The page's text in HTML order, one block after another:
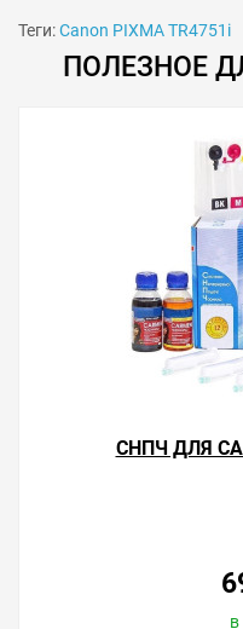
Решили купить
оформите заказ или
принтере экономичной.
Теги:Canon PIXMA TR4751i
ПОЛЕЗНОЕ
СНПЧ ДЛЯ